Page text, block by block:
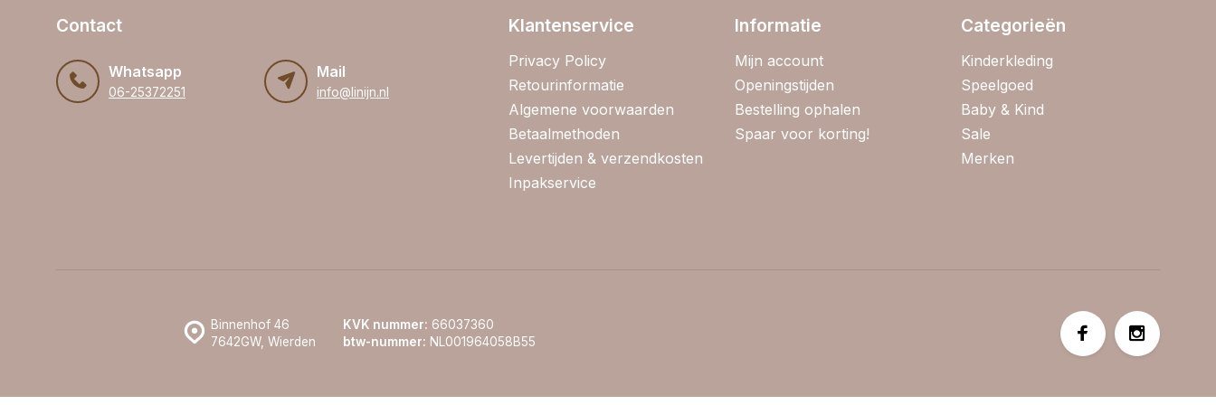
Contact
Whatsapp
06-25372251
Mail
info@linijn.nl
Klantenservice
Privacy Policy
Retourinformatie
Algemene voorwaarden
Betaalmethoden
Levertijden & verzendkosten
Inpakservice
Informatie
Mijn account
Openingstijden
Bestelling ophalen
Spaar voor korting!
Categorieën
Kinderkleding
Speelgoed
Baby & Kind
Sale
Merken
Binnenhof 46
7642GW, Wierden
KVK nummer: 66037360
btw-nummer: NL001964058B55